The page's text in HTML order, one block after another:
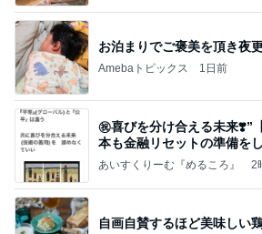
お泊まりでご褒美を頂き夜
Amebaトピックス 1日前
㊗️喜びを分け合える未来❣️”
本も⾦融リセットの準備を
あいすくりーむ『めるころ』 2
自画自賛するほど美味しい